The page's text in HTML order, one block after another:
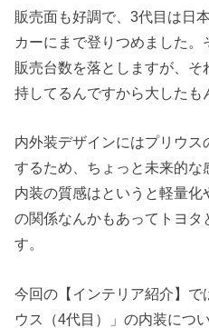
販売面も好調で、3代目は日
カーにまで登りつめました
販売台数を落としますが、
持してるんですから大したも
内外装デザインにはプリウス
するため、ちょっと未来的な
内装の質感はというと軽量化
の関係なんかもあってトヨ
す。
今回の【インテリア紹介】で
ウス（4代目）」の内装につ